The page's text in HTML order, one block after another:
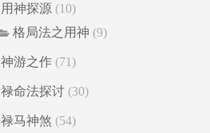
用神探源 (10)
格局法之用神 (9)
神游之作 (71)
禄命法探讨 (30)
禄马神煞 (54)